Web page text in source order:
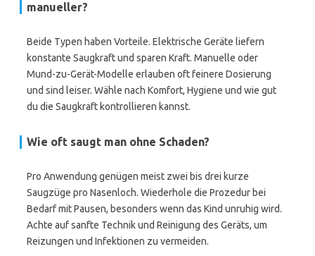
manueller?
Beide Typen haben Vorteile. Elektrische Geräte liefern
konstante Saugkraft und sparen Kraft. Manuelle oder
Mund-zu-Gerät-Modelle erlauben oft feinere Dosierung
und sind leiser. Wähle nach Komfort, Hygiene und wie gut
du die Saugkraft kontrollieren kannst.
Wie oft saugt man ohne Schaden?
Pro Anwendung genügen meist zwei bis drei kurze
Saugzüge pro Nasenloch. Wiederhole die Prozedur bei
Bedarf mit Pausen, besonders wenn das Kind unruhig wird.
Achte auf sanfte Technik und Reinigung des Geräts, um
Reizungen und Infektionen zu vermeiden.